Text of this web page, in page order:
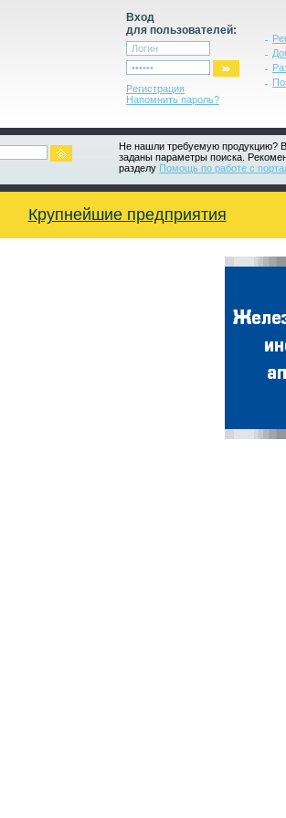
Вход
для пользователей:
Регистрация
Напомнить пароль?
Не нашли требуемую продукцию?
заданы параметры поиска.
разделу Помощь по работе с
Крупнейшие предприятия